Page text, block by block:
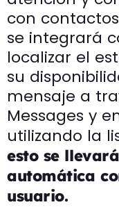
con
se integrará
localizar el
su
mensaje a
Messages y
utilizando la
esto se
automática
usuario.